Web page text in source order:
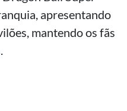
apresentando
mantendo os fãs